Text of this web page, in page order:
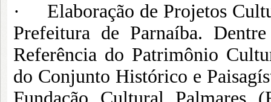
· Elaboração de Projetos
Prefeitura de Parnaíba.
Referência do Patrimônio
do Conjunto Histórico e